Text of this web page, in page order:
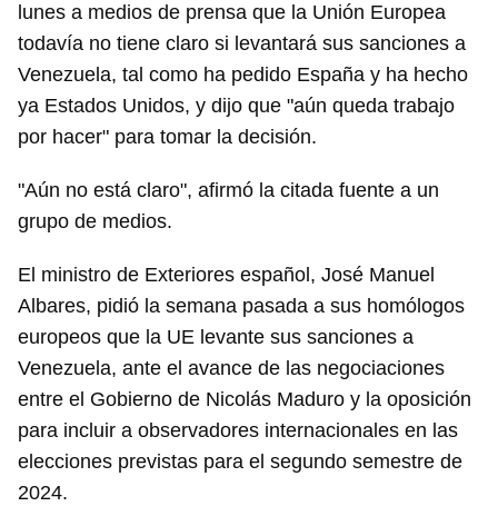
lunes a medios de prensa que la Unión Europea
todavía no tiene claro si levantará sus sanciones a
Venezuela, tal como ha pedido España y ha hecho
ya Estados Unidos, y dijo que "aún queda trabajo
por hacer" para tomar la decisión.
"Aún no está claro", afirmó la citada fuente a un
grupo de medios.
El ministro de Exteriores español, José Manuel
Albares, pidió la semana pasada a sus homólogos
europeos que la UE levante sus sanciones a
Venezuela, ante el avance de las negociaciones
entre el Gobierno de Nicolás Maduro y la oposición
para incluir a observadores internacionales en las
elecciones previstas para el segundo semestre de
2024.